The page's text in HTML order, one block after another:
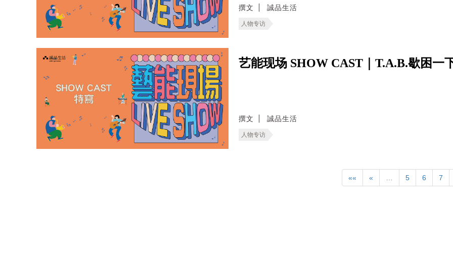
撰文 誠品生活
人物专访
艺能现场 SHOW CAST｜T.A.B.歇困一
撰文 誠品生活
人物专访
«« « … 5 6 7